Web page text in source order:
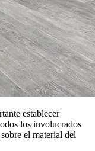
establecer
los involucrados
el material del